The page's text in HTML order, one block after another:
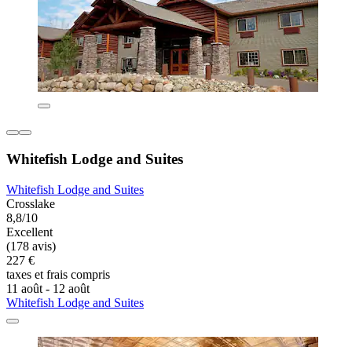
Whitefish Lodge and Suites
Whitefish Lodge and Suites
Crosslake
8,8/10
Excellent
(178 avis)
227 €
taxes et frais compris
11 août - 12 août
Whitefish Lodge and Suites